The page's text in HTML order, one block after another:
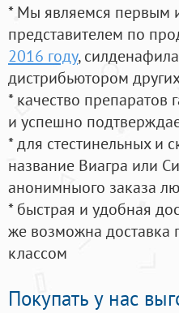
* Мы являемся первым
представителем по
2016 году, силденафила
дистрибьютором
* качество
и успешно
* для стестинельных и
название Виагра или
анонимныого заказа
* быстрая и удобная
же возможна доставка
классом
Покупать у нас